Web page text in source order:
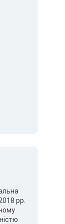
рр.